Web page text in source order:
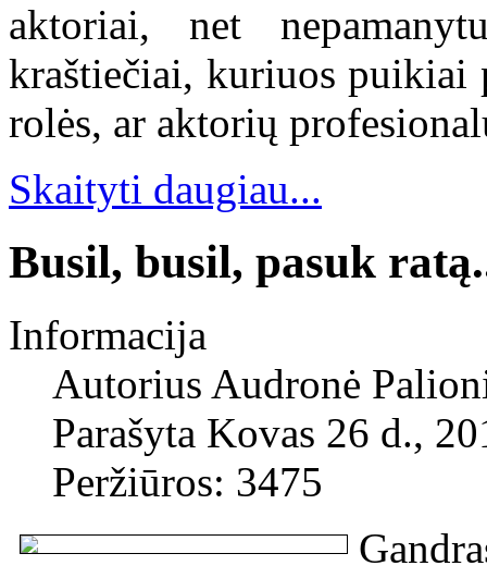
aktoriai, net
kraštiečiai, kuriuos puikiai
rolės, ar aktorių
Skaityti daugiau...
Busil, busil, pasuk
Informacija
Autorius Audronė
Parašyta Kovas 26 d.,
Peržiūros: 3475